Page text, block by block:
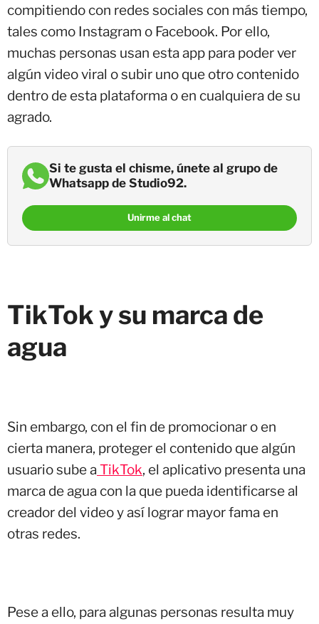
compitiendo con redes sociales con más tiempo,
tales como Instagram o Facebook. Por ello,
muchas personas usan esta app para poder ver
algún video viral o subir uno que otro contenido
dentro de esta plataforma o en cualquiera de su
agrado.
Si te gusta el chisme, únete al grupo de
Whatsapp de Studio92.
Unirme al chat
TikTok y su marca de
agua
Sin embargo, con el fin de promocionar o en
cierta manera, proteger el contenido que algún
usuario sube a TikTok, el aplicativo presenta una
marca de agua con la que pueda identificarse al
creador del video y así lograr mayor fama en
otras redes.
Pese a ello, para algunas personas resulta muy